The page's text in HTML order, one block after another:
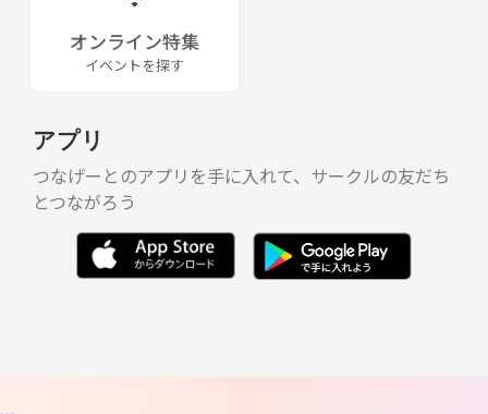
オンライン特集
イベントを探す
アプリ
つなげーとのアプリを手に入れて、サークルの友だち
とつながろう